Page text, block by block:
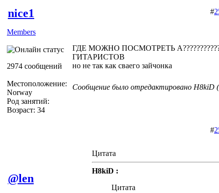
nice1
Members
2974 сообщений
Местоположение:
Norway
Род занятий:
Возраст: 34
#
ГДЕ МОЖНО ПОСМОТРЕТЬ
ГИТАРИСТОВ
но не так как сваего зайчонка
Сообщение было отредактировано H8kiD
@len
#
Цитата
H8kiD :
Цитата